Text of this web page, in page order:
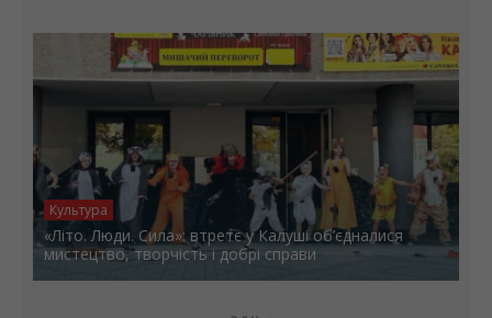
Культура
«Літо. Люди. Сила»: втретє у Калуші об’єдналися
мистецтво, творчість і добрі справи